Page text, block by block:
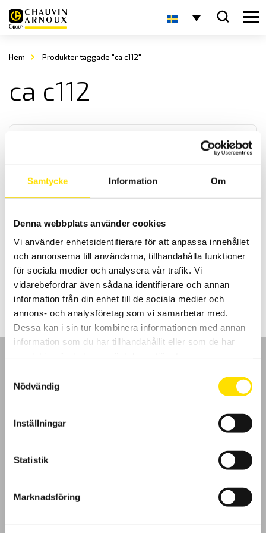
Samtycke Information Om
Denna webbplats använder cookies
Vi använder enhetsidentifierare för att anpassa innehållet
och annonserna till användarna, tillhandahålla funktioner
för sociala medier och analysera vår trafik. Vi
vidarebefordrar även sådana identifierare och annan
information från din enhet till de sociala medier och
annons- och analysföretag som vi samarbetar med.
Dessa kan i sin tur kombinera informationen med annan
information som du har tillhandahållit eller som de har
Nödvändig
Inställningar
Statistik
Marknadsföring
Hem Produkter taggade "ca c112"
ca c112
utformade samt med hög säkerhet och prestanda. Från 10 mA...1000
A AC mätning, med utmärkt linjäritet och hög noggrannhet.
3,790.00 kr –5,470.00krPrisintervall:
3,790.00 kr
5,470.00 kr
LÄS MER
Kundundersökning